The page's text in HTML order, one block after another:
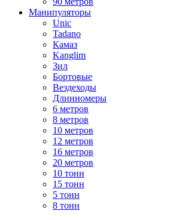
Манипуляторы
Unic
Tadano
Камаз
Kanglim
Зил
Бортовые
Вездеходы
Длинномеры
6 метров
8 метров
10 метров
12 метров
16 метров
20 метров
10 тонн
15 тонн
5 тонн
8 тонн